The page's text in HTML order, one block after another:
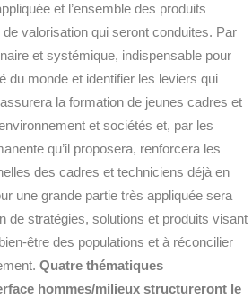
et l’ensemble des produits
valorisation qui seront conduites. Par
et systémique, indispensable pour
du monde et identifier les leviers qui
la formation de jeunes cadres et
et sociétés et, par les
qu’il proposera, renforcera les
des cadres et techniciens déjà en
une grande partie très appliquée sera
de stratégies, solutions et produits visant
être des populations et à réconcilier
Quatre thématiques
hommes/milieux structureront le